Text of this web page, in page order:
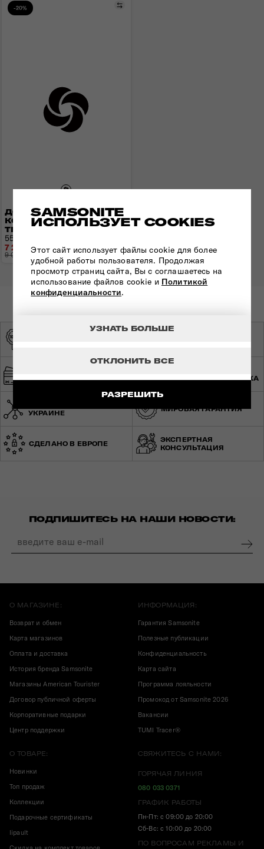
SAMSONITE
ИСПОЛЬЗУЕТ COOKIES
Этот сайт использует файлы cookie для более
удобной работы пользователя. Продолжая
просмотр страниц сайта, Вы с соглашаетесь на
использование файлов cookie и Политикой
конфиденциальности.
РАЗРЕШИТЬ
ОТКЛОНИТЬ ВСЕ
УЗНАТЬ БОЛЬШЕ
-20%
ДОРОЖНАЯ СУМКА НА
КОЛЕСАХ URBAN
TRACK DISNEY
Сравнить
55x35x20 см | 2,5 кг | 55 л
7 216 грн
9 020 грн - 1 804 грн
БЕСПЛАТНАЯ ДОСТАВКА
УКРАИНЕ
МИРОВАЯ ГАРАНТИЯ
СДЕЛАНО В ЕВРОПЕ
ЭКСПЕРТНАЯ
КОНСУЛЬТАЦИЯ
ПОДПИШИТЕСЬ НА НАШИ НОВОСТИ:
О МАГАЗИНЕ:
Возврат и обмен
Карта магазинов
Оплата и доставка
История бренда Samsonite
Магазины American Tourister
Договор публичной оферты
Корпоративные подарки
Центр поддержки
ИНФОРМАЦИЯ:
Гарантия Samsonite
Полезные публикации
Конфиденциальность
Карта сайта
Программа лояльности
Промокод от Samsonite 2026
Вакансии
TUMI Tracer®
О ТОВАРЕ:
Новинки
Топ продаж
Коллекции
Подарочные сертификаты
lipault
СВЯЖИТЕСЬ С НАМИ:
ГОРЯЧАЯ ЛИНИЯ
080 033 0371
ГРАФИК РАБОТЫ
Пн-Пт: с 09:00 до 20:00
Сб-Вс: с 10:00 до 20:00
ПО ВОПРОСАМ РЕКЛАМЫ И